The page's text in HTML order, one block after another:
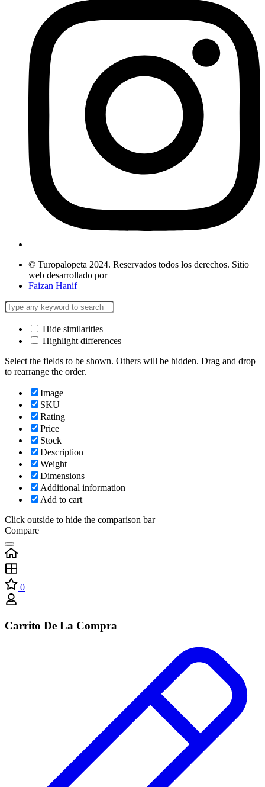
© Turopalopeta 2024. Reservados todos los derechos. Sitio
web desarrollado por
Faizan Hanif
Hide similarities
Highlight differences
Select the fields to be shown. Others will be hidden. Drag and drop
to rearrange the order.
Image
SKU
Rating
Price
Stock
Description
Weight
Dimensions
Additional information
Add to cart
Click outside to hide the comparison bar
Compare
0
Carrito De La Compra